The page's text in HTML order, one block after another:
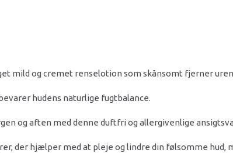
mild og cremet renselotion som skånsomt fjerner
hudens naturlige fugtbalance.
og aften med denne duftfri og allergivenlige
der hjælper med at pleje og lindre din følsomme hud,